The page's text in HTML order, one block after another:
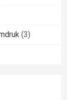
(3)